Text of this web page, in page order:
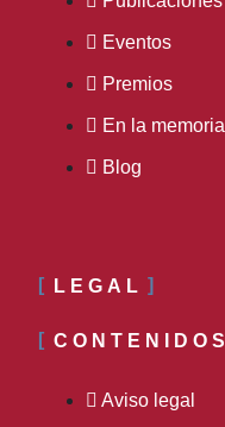
Eventos
Premios
En la memoria
Blog
LEGAL
CONTENIDOS
Aviso legal